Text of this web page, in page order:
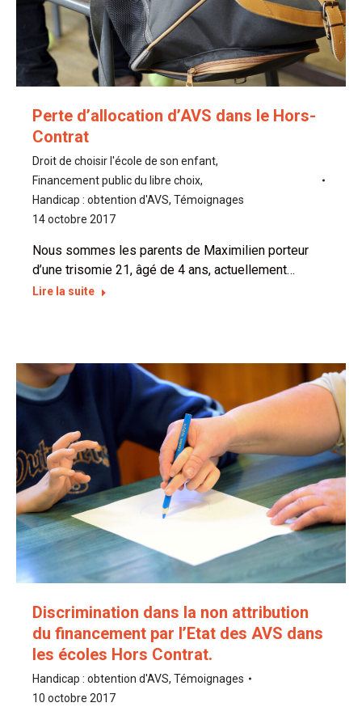
Perte d’allocation d’AVS dans le Hors-
Contrat
Droit de choisir l'école de son enfant,
Financement public du libre choix,
Handicap : obtention d'AVS, Témoignages
14 octobre 2017
Nous sommes les parents de Maximilien porteur
d’une trisomie 21, âgé de 4 ans, actuellement…
Lire la suite
Discrimination dans la non attribution
du financement par l’Etat des AVS dans
les écoles Hors Contrat.
Handicap : obtention d'AVS, Témoignages
10 octobre 2017